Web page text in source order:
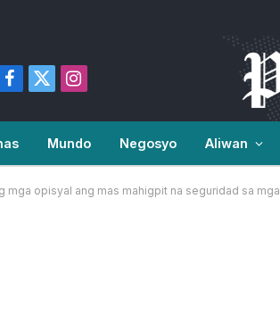
Facebook
X
Instagram
Mundo Negosyo Aliwan
mga opisyal ang mas mahigpit na seguridad sa